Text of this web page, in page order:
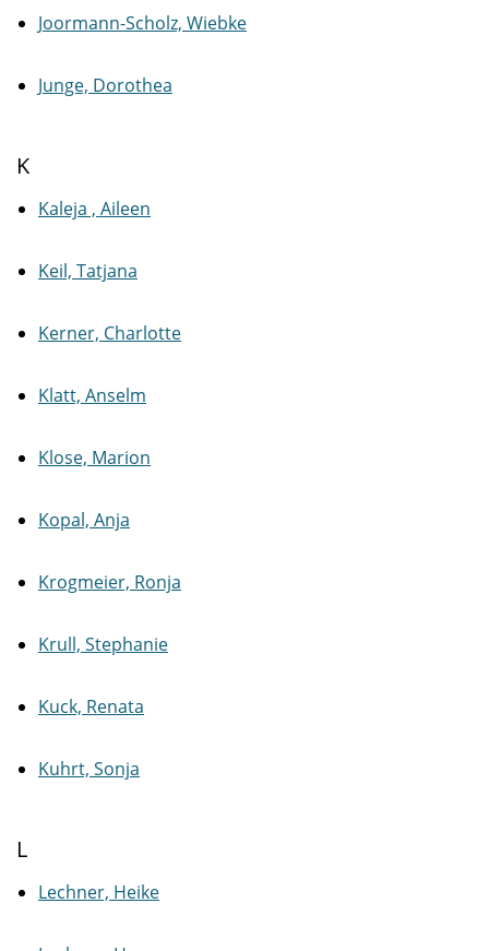
Joormann-Scholz, Wiebke
Junge, Dorothea
K
Kaleja , Aileen
Keil, Tatjana
Kerner, Charlotte
Klatt, Anselm
Klose, Marion
Kopal, Anja
Krogmeier, Ronja
Krull, Stephanie
Kuck, Renata
Kuhrt, Sonja
L
Lechner, Heike